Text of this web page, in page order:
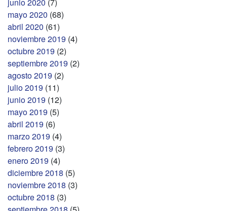
mayo 2020 (68)
abril 2020 (61)
noviembre 2019 (4)
octubre 2019 (2)
septiembre 2019 (2)
agosto 2019 (2)
julio 2019 (11)
junio 2019 (12)
mayo 2019 (5)
abril 2019 (6)
marzo 2019 (4)
febrero 2019 (3)
enero 2019 (4)
diciembre 2018 (5)
noviembre 2018 (3)
octubre 2018 (3)